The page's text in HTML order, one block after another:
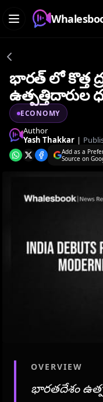
భారత్ లో కొత్త
ఉత్పత్తిదారుల
ECONOMY
Author
Yash Thakkar |
Add as a
Source on
OVERVIEW
భారతదేశం